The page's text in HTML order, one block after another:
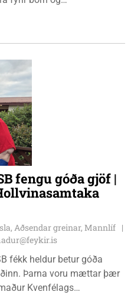
æskulýðsmála og
fengu góða gjöf |
Aðsendar greinar, Mannlíf
fékk heldur betur góða
Þarna voru mættar þær
Kvenfélags